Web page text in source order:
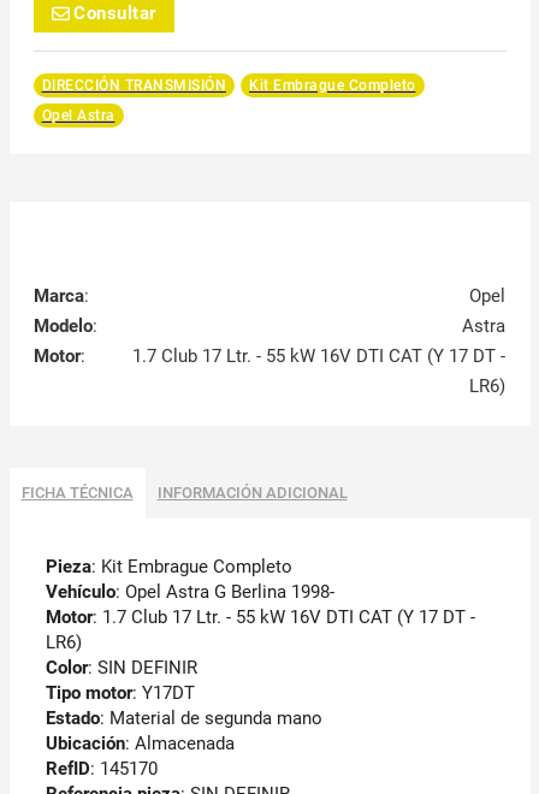
Consultar
DIRECCIÓN TRANSMISIÓN
Kit Embrague Completo
Opel Astra
Marca:
Opel
Modelo:
Astra
Motor:
1.7 Club 17 Ltr. - 55 kW 16V DTI CAT (Y 17 DT -
LR6)
FICHA TÉCNICA INFORMACIÓN ADICIONAL
Pieza: Kit Embrague Completo
Vehículo: Opel Astra G Berlina 1998-
Motor: 1.7 Club 17 Ltr. - 55 kW 16V DTI CAT (Y 17 DT -
LR6)
Color: SIN DEFINIR
Tipo motor: Y17DT
Estado: Material de segunda mano
Ubicación: Almacenada
RefID: 145170